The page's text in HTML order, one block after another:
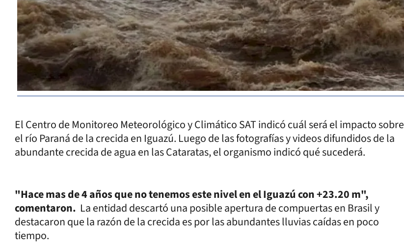
El Centro de Monitoreo Meteorológico y Climático SAT indicó cuál será el impacto sobre
el río Paraná de la crecida en Iguazú. Luego de las fotografías y videos difundidos de la
abundante crecida de agua en las Cataratas, el organismo indicó qué sucederá.
"Hace mas de 4 años que no tenemos este nivel en el Iguazú con +23.20 m",
comentaron. La entidad descartó una posible apertura de compuertas en Brasil y
destacaron que la razón de la crecida es por las abundantes lluvias caídas en poco
tiempo.